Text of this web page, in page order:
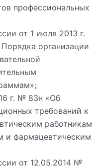
профессиональных
от 1 июля 2013 г.
организации
г. № 83н «Об
требований к
работникам
и фармацевтическим
от 12.05.2014 №